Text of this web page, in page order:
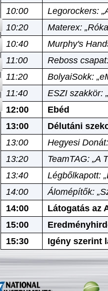
10:00
Legorockers:
10:20
Materex:
10:40
Murphy's
11:00
Reboss
11:20
BolyaiSokk:
11:40
ESZI szakkör:
12:00
Ebéd
13:00
Délutáni
13:00
Hegyesi
13:20
TeamTAG: „A
13:40
Légbőlkapott:
14:00
Álomépítők:
14:00
Látogatás az
15:00
15:30
Igény szerint